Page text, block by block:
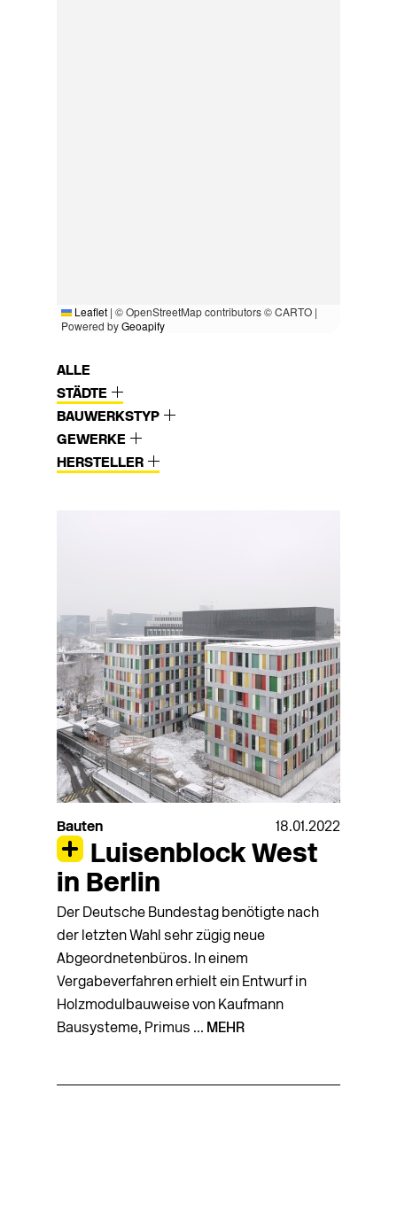
Leaflet | © OpenStreetMap contributors © CARTO |
Powered byGeoapify
ALLE
STÄDTE
BAUWERKSTYP
GEWERKE
HERSTELLER
Bauten 18.01.2022
Luisenblock West
in Berlin
Der Deutsche Bundestag benötigte nach
der letzten Wahl sehr zügig neue
Abgeordnetenbüros. In einem
Vergabeverfahren erhielt ein Entwurf in
Holzmodulbauweise von Kaufmann
Bausysteme, Primus ... MEHR